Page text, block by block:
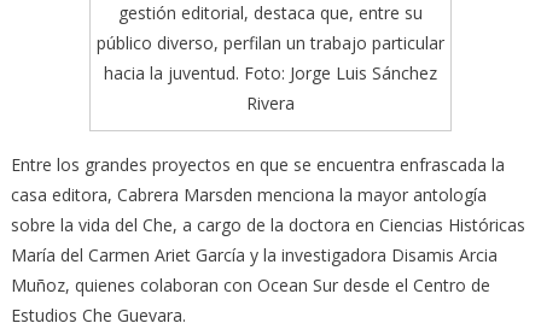
gestión editorial, destaca que, entre su
público diverso, perfilan un trabajo particular
hacia la juventud. Foto: Jorge Luis Sánchez
Rivera
Entre los grandes proyectos en que se encuentra enfrascada la
casa editora, Cabrera Marsden menciona la mayor antología
sobre la vida del Che, a cargo de la doctora en Ciencias Históricas
María del Carmen Ariet García y la investigadora Disamis Arcia
Muñoz, quienes colaboran con Ocean Sur desde el Centro de
Estudios Che Guevara.